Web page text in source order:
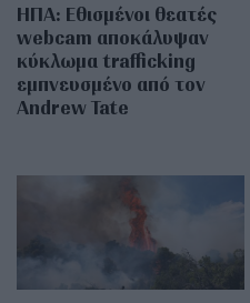
ΗΠΑ: Εθισμένοι θεατές
webcam αποκάλυψαν
κύκλωμα trafficking
εμπνευσμένο από τον
Andrew Tate